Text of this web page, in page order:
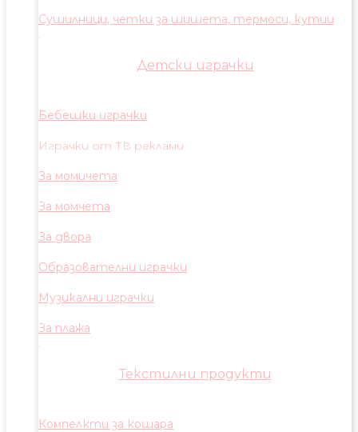
Сушилници, четки за шишета, термоси, кутии
Детски играчки
Бебешки играчки
Играчки от ТВ реклами
За момичета
За момчета
За двора
Образователни играчки
Музикални играчки
За плажа
Текстилни продукти
Компелкти за кошара